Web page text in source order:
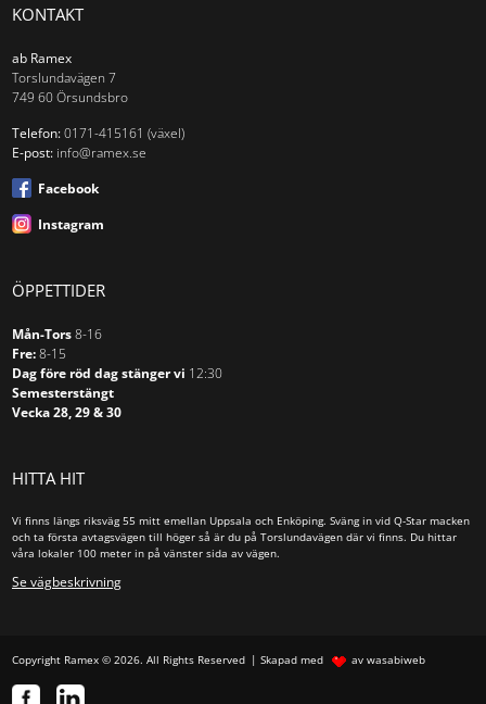
Klädhängare
Tidning & Broschyrställ
Hylla
Papper och broschyrfack
Aluminiumram
Golv
Vägg
Ramspända projektionsytor
Utan ram
Glastavlor
Hissbara
KONTAKT
ab Ramex
Torslundavägen 7
749 60 Örsundsbro
Telefon: 0171-415161 (växel)
E-post: info@ramex.se
Facebook
Instagram
ÖPPETTIDER
Mån-Tors 8-16
Fre: 8-15
Dag före röd dag stänger vi 12:30
Semesterstängt
Vecka 28, 29 & 30
HITTA HIT
Vi finns längs riksväg 55 mitt emellan Uppsala och Enköping. Sväng in vid Q-Star macken
och ta första avtagsvägen till höger så är du på Torslundavägen där vi finns. Du hittar
våra lokaler 100 meter in på vänster sida av vägen.
Se vägbeskrivning
Copyright Ramex © 2026. All Rights Reserved Skapad med av wasabiweb